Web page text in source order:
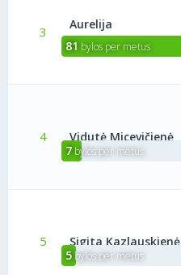
3
Aurelija
Petkevičienė
81 bylos per metus
4
Vidutė Micevičienė
7 bylos per metus
5
Sigita Kazlauskienė
5 bylos per metus